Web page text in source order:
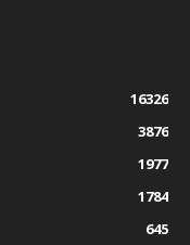
16326
3876
1977
1784
645